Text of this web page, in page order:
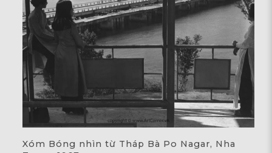
Xóm Bóng nhìn từ Tháp Bà Po Nagar, Nha